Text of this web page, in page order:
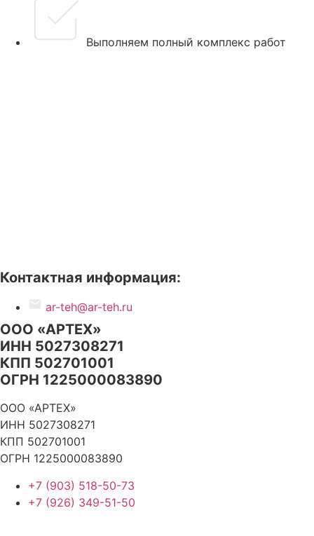
Выполняем полный комплекс работ
Контактная информация:
ar-teh@ar-teh.ru
ООО «АРТЕХ»
ИНН 5027308271
КПП 502701001
ОГРН 1225000083890
ООО «АРТЕХ»
ИНН 5027308271
КПП 502701001
ОГРН 1225000083890
+7 (903) 518-50-73
+7 (926) 349-51-50